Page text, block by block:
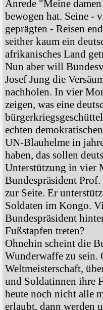
Anrede "Meine
bewogen hat. Seine -
geprägten - Reisen
seither kaum ein
afrikanisches Land
Nun aber will
Josef Jung die
nachholen. In vier
zeigen, was eine
echten
UN-Blauhelme in
haben, das sollen
Unterstützung in vier
Bundespräsident
zur Seite. Er
Soldaten im Kongo.
Bundespräsident
Fußstapfen treten?
Ohnehin scheint die
Wunderwaffe zu
Weltmeisterschaft,
und Soldatinnen ihre
heute noch nicht alle
erlaubt, dann werden